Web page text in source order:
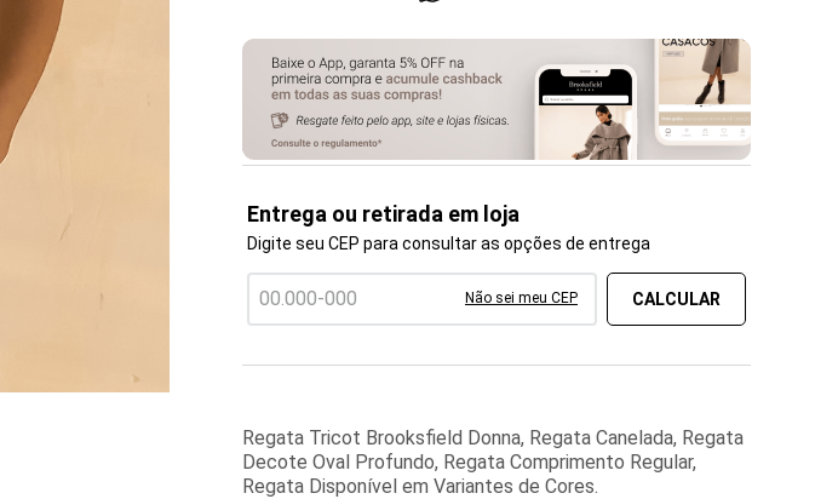
Entrega ou retirada em loja
Digite seu CEP para consultar as opções de entrega
Não sei meu CEP
Regata Tricot Brooksfield Donna, Regata Canelada, Regata
Decote Oval Profundo, Regata Comprimento Regular,
Regata Disponível em Variantes de Cores.